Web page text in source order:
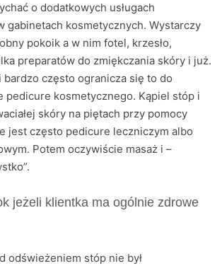
o dodatkowych usługach
gabinetach kosmetycznych. Wystarczy
pokoik a w nim fotel, krzesło,
preparatów do zmiękczania skóry i już.
często ogranicza się to do
pedicure kosmetycznego. Kąpiel stóp i
skóry na piętach przy pomocy
jest często pedicure leczniczym albo
Potem oczywiście masaż i –
jeżeli klientka ma ogólnie zdrowe
odświeżeniem stóp nie był